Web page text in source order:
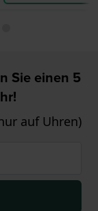
Sie einen 5
auf Uhren)